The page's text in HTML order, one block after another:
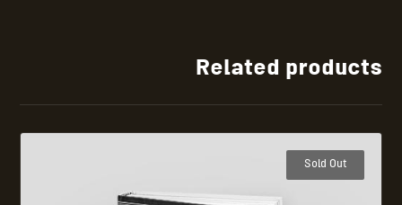
Related products
Sold Out